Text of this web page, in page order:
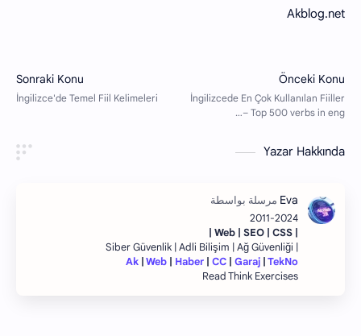
Akblog.net
Yazar Hakkında
2011-2024
Ak Web Haber CC Garaj TekNo
Read Think Exercises